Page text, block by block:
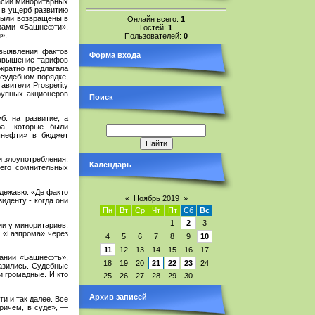
в ущерб развитию
возвращены в
«Башнефти»,
фактов
тарифов
предлагала
порядке,
Prosperity
акционеров
на развитие, а
которые были
в бюджет
сомнительных
«Де факто
- когда они
у миноритариев.
через
«Башнефть»,
Судебные
громадные. И кто
и так далее. Все
в суде», —
Онлайн всего: 1
Гостей: 1
Пользователей: 0
Форма входа
Поиск
Календарь
« Ноябрь 2019 »
Пн
Вт Ср Чт Пт Сб
Вс
1
2
3
4
5 6 7 8 9
10
11
12 13 14 15 16
17
18
19 20 21 22 23
24
25
26 27 28 29 30
Архив записей